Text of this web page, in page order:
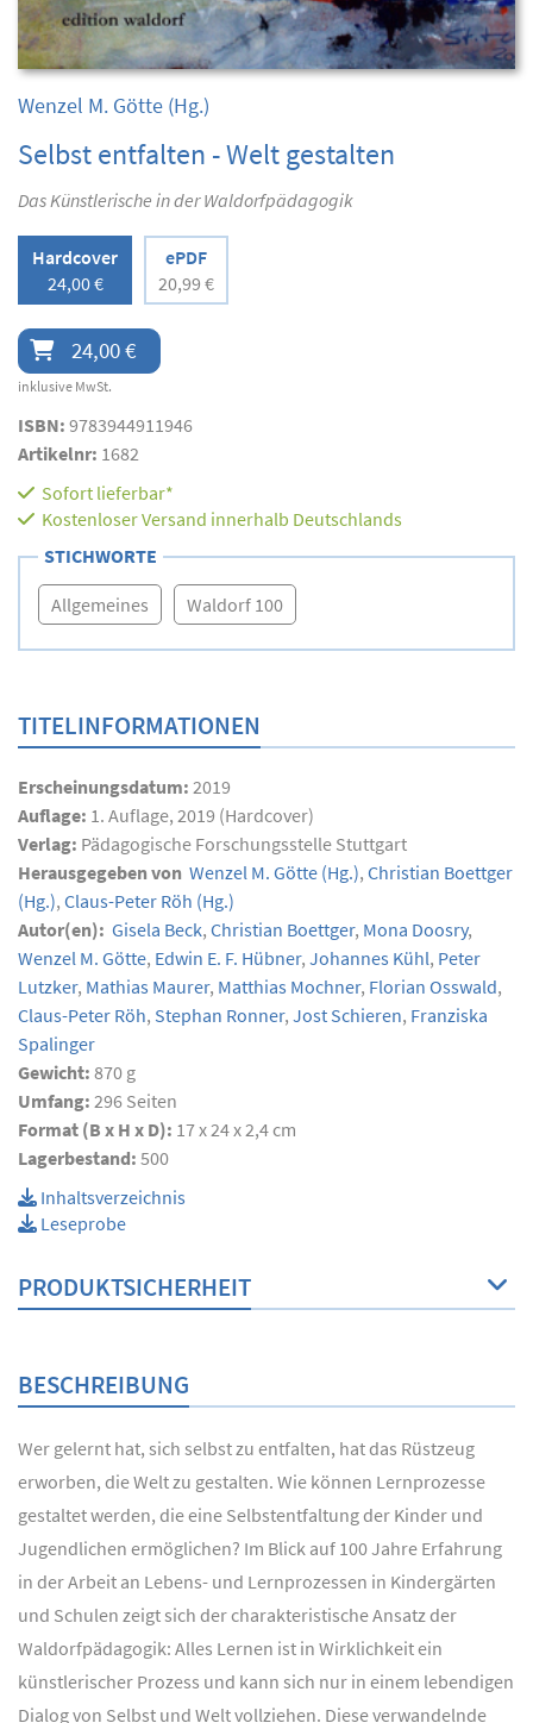
Wenzel M. Götte (Hg.)
Selbst entfalten - Welt gestalten
Das Künstlerische in der Waldorfpädagogik
Hardcover
24,00 €
ePDF
20,99 €
24,00 €
inklusive MwSt.
ISBN: 9783944911946
Artikelnr: 1682
Sofort lieferbar*
Kostenloser Versand innerhalb Deutschlands
STICHWORTE
Allgemeines Waldorf 100
TITELINFORMATIONEN
Erscheinungsdatum: 2019
Auflage: 1. Auflage, 2019 (Hardcover)
Verlag: Pädagogische Forschungsstelle Stuttgart
Herausgegeben von Wenzel M. Götte (Hg.), Christian Boettger
(Hg.), Claus-Peter Röh (Hg.)
Autor(en): Gisela Beck, Christian Boettger, Mona Doosry,
Wenzel M. Götte, Edwin E. F. Hübner, Johannes Kühl, Peter
Lutzker, Mathias Maurer, Matthias Mochner, Florian Osswald,
Claus-Peter Röh, Stephan Ronner, Jost Schieren, Franziska
Spalinger
Gewicht: 870 g
Umfang: 296 Seiten
Format (B x H x D): 17 x 24 x 2,4 cm
Lagerbestand: 500
Inhaltsverzeichnis
Leseprobe
PRODUKTSICHERHEIT
BESCHREIBUNG
Wer gelernt hat, sich selbst zu entfalten, hat das Rüstzeug
erworben, die Welt zu gestalten. Wie können Lernprozesse
gestaltet werden, die eine Selbstentfaltung der Kinder und
Jugendlichen ermöglichen? Im Blick auf 100 Jahre Erfahrung
in der Arbeit an Lebens- und Lernprozessen in Kindergärten
und Schulen zeigt sich der charakteristische Ansatz der
Waldorfpädagogik: Alles Lernen ist in Wirklichkeit ein
künstlerischer Prozess und kann sich nur in einem lebendigen
Dialog von Selbst und Welt vollziehen. Diese verwandelnde